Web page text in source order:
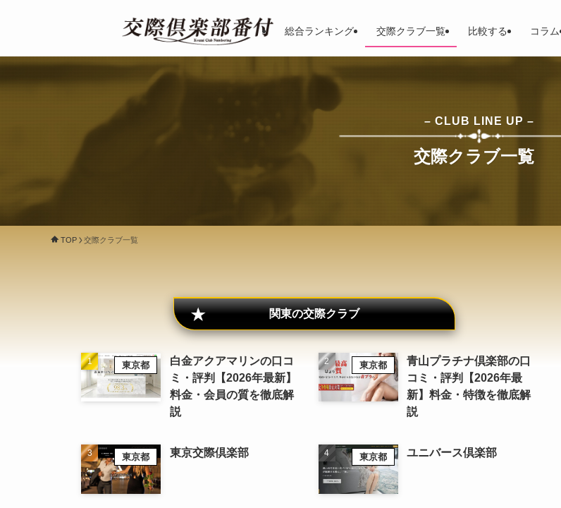
総合ランキング 交際クラブ一覧 比較する コラム
交際クラブ一覧
– CLUB LINE UP –
TOP 交際クラブ一覧
関東の交際クラブ
東京都
白金アクアマリンの口コ
ミ・評判【2026年最新】
料金・会員の質を徹底解
説
東京都
青山プラチナ倶楽部の口
コミ・評判【2026年最
新】料金・特徴を徹底解
説
東京都 東京交際倶楽部 東京都 ユニバース倶楽部